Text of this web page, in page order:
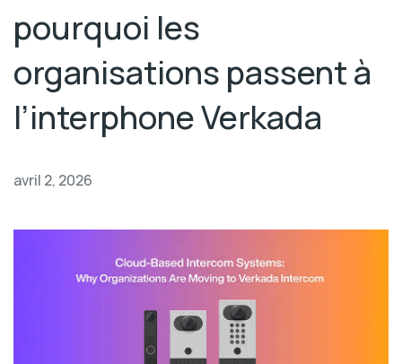
pourquoi les
organisations passent à
l’interphone Verkada
avril 2, 2026